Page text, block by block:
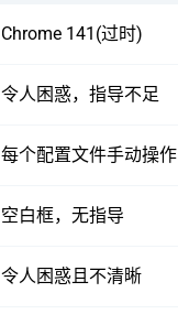
Chrome 141(过时)
令人困惑，指导不足
每个配置文件手动操作
空白框，无指导
令人困惑且不清晰